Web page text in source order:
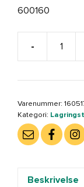
600160
-
Varenummer:
Kategori:
Beskrivelse